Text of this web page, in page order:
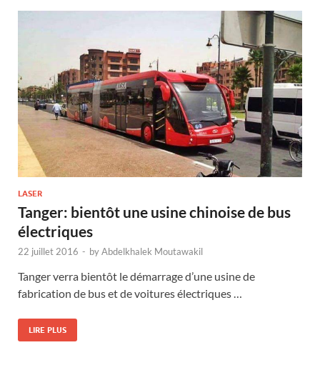
LASER
Tanger: bientôt une usine chinoise de bus
électriques
22 juillet 2016 - byAbdelkhalek Moutawakil
Tanger verra bientôt le démarrage d’une usine de
fabrication de bus et de voitures électriques …
LIRE PLUS